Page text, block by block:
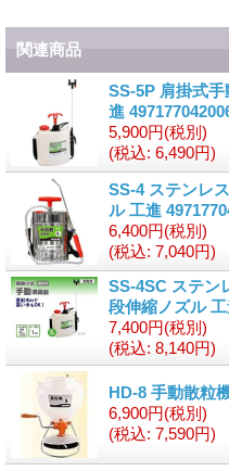
関連商品
SS-5P 肩掛式
進
5,900円(税別)
(税込: 6,490円)
SS-4 ステンレ
ル 工進
6,400円(税別)
(税込: 7,040円)
SS-4SC ステ
段伸縮ノズル 工
7,400円(税別)
(税込: 8,140円)
HD-8 手動散粒
6,900円(税別)
(税込: 7,590円)